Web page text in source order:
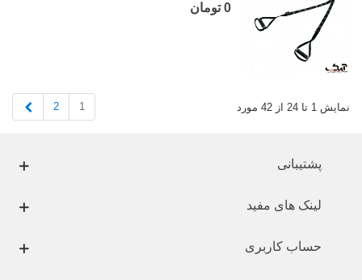
0 تومان
نمایش 1 تا 24 از 42 مورد 1
2
پشتیبانی
لینک های مفید
حساب کاربری